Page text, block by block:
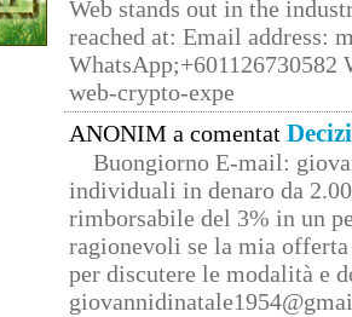
Web stands out in the
reached at: Email address:
web-crypto-expe
ANONIM a comentat
Buongiorno E-mail:
individuali in denaro da
rimborsabile del 3% in un
ragionevoli se la mia
per discutere le modalità e